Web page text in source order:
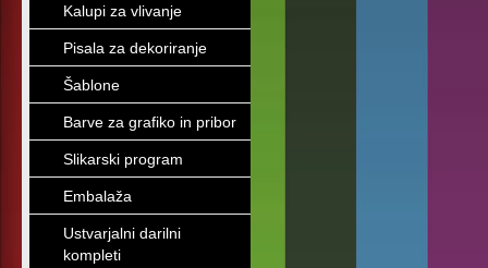
Kalupi za vlivanje
Pisala za dekoriranje
Šablone
Barve za grafiko in pribor
Slikarski program
Embalaža
Ustvarjalni darilni
kompleti